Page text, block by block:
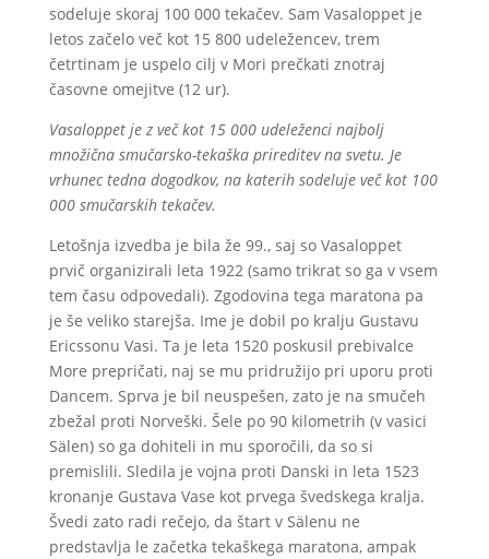
sodeluje skoraj 100 000 tekačev. Sam Vasaloppet je
letos začelo več kot 15 800 udeležencev, trem
četrtinam je uspelo cilj v Mori prečkati znotraj
časovne omejitve (12 ur).
Vasaloppet je z več kot 15 000 udeleženci najbolj
množična smučarsko-tekaška prireditev na svetu. Je
vrhunec tedna dogodkov, na katerih sodeluje več kot 100
000 smučarskih tekačev.
Letošnja izvedba je bila že 99., saj so Vasaloppet
prvič organizirali leta 1922 (samo trikrat so ga v vsem
tem času odpovedali). Zgodovina tega maratona pa
je še veliko starejša. Ime je dobil po kralju Gustavu
Ericssonu Vasi. Ta je leta 1520 poskusil prebivalce
More prepričati, naj se mu pridružijo pri uporu proti
Dancem. Sprva je bil neuspešen, zato je na smučeh
zbežal proti Norveški. Šele po 90 kilometrih (v vasici
Sälen) so ga dohiteli in mu sporočili, da so si
premislili. Sledila je vojna proti Danski in leta 1523
kronanje Gustava Vase kot prvega švedskega kralja.
Švedi zato radi rečejo, da štart v Sälenu ne
predstavlja le začetka tekaškega maratona, ampak